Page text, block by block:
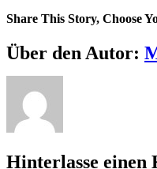
Share This Story, Choose
Facebook
X
Reddit
LinkedIn
WhatsApp
Tumblr
Pinterest
Vk
E-
Mail
Über den Autor:
Hinterlasse einen